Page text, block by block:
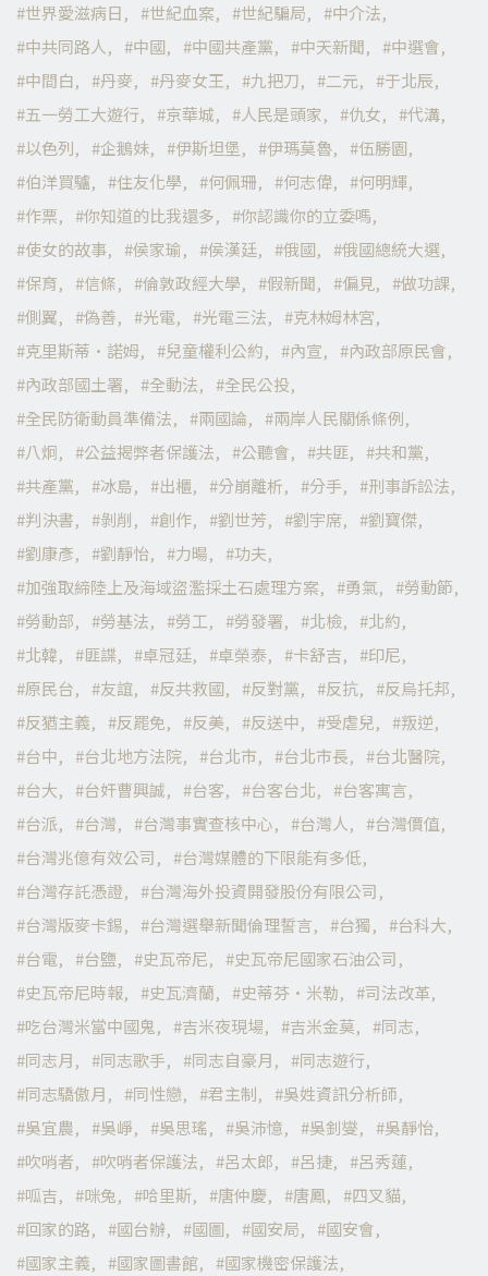
世界愛滋病日
世紀血案 世紀騙局
中介法
中共同路人
中國 中國共產黨 中天新聞
中選會
中間白
丹麥 丹麥女王 九把刀 二元
于北辰
五一勞工大遊行
京華城 人民是頭家 仇女
代溝
以色列
企鵝妹 伊斯坦堡 伊瑪莫魯
伍勝園
伯洋買驢
住友化學 何佩珊 何志偉
何明輝
作票
你知道的比我還多
你認識你的立委嗎
使女的故事
侯家瑜 侯漢廷 俄國
俄國總統大選
保育
信條 倫敦政經大學 假新聞 偏見
做功課
側翼
偽善 光電 光電三法
克林姆林宮
克里斯蒂·諾姆
兒童權利公約 內宣
內政部原民會
內政部國土署
全動法
全民公投
全民防衛動員準備法
兩國論
兩岸人民關係條例
八炯
公益揭弊者保護法 公聽會 共匪
共和黨
共產黨
冰島 出櫃 分崩離析 分手
刑事訴訟法
判決書
剝削 創作 劉世芳 劉宇席
劉寶傑
劉康彥
劉靜怡 力暘
功夫
加強取締陸上及海域盜濫採土石處理方案
勇氣
勞動節
勞動部
勞基法 勞工 勞發署 北檢
北約
北韓
匪諜 卓冠廷 卓榮泰 卡舒吉
印尼
原民台
友誼 反共救國 反對黨 反抗
反烏托邦
反猶主義
反罷免 反美 反送中 受虐兒
叛逆
台中
台北地方法院 台北市 台北市長
台北醫院
台大
台奸曹興誠 台客 台客台北
台客寓言
台派
台灣 台灣事實查核中心 台灣人
台灣價值
台灣兆億有效公司
台灣媒體的下限能有多低
台灣存託憑證
台灣海外投資開發股份有限公司
台灣版麥卡錫
台灣選舉新聞倫理誓言 台獨
台科大
台電
台鹽 史瓦帝尼
史瓦帝尼國家石油公司
史瓦帝尼時報
史瓦濟蘭 史蒂芬·米勒
司法改革
吃台灣米當中國鬼
吉米夜現場 吉米金莫
同志
同志月
同志歌手 同志自豪月
同志遊行
同志驕傲月
同性戀 君主制
吳姓資訊分析師
吳宜農
吳崢 吳思瑤 吳沛憶 吳釗燮
吳靜怡
吹哨者
吹哨者保護法 呂太郎 呂捷
呂秀蓮
呱吉
咪兔 哈里斯 唐仲慶 唐鳳
四叉貓
回家的路
國台辦 國圖 國安局
國安會
國家主義
國家圖書館 國家機密保護法